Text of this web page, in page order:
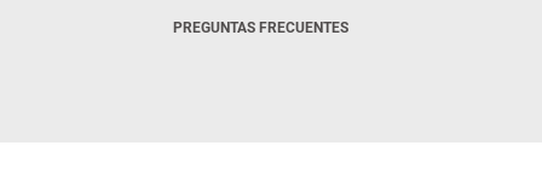
PREGUNTAS FRECUENTES